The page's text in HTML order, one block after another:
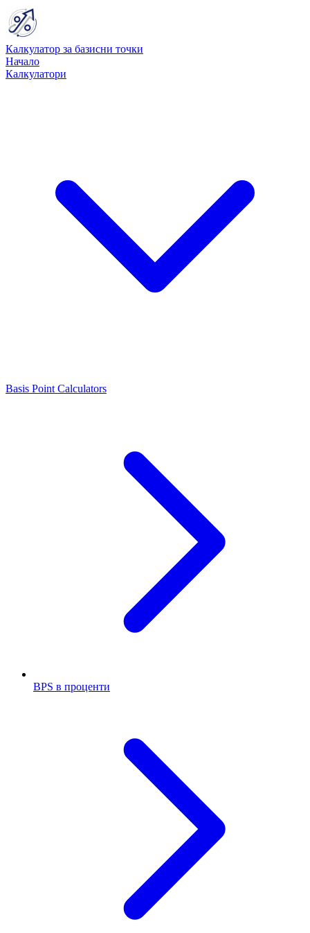
Калкулатор за базисни точки
Начало
Калкулатори
Basis Point Calculators
BPS в проценти